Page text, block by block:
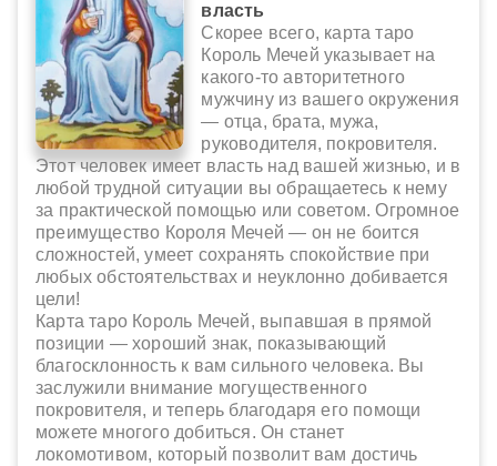
власть
Скорее всего, карта таро
Король Мечей указывает на
какого-то авторитетного
мужчину из вашего окружения
— отца, брата, мужа,
руководителя, покровителя.
Этот человек имеет власть над вашей жизнью, и в
любой трудной ситуации вы обращаетесь к нему
за практической помощью или советом. Огромное
преимущество Короля Мечей — он не боится
сложностей, умеет сохранять спокойствие при
любых обстоятельствах и неуклонно добивается
цели!
Карта таро Король Мечей, выпавшая в прямой
позиции — хороший знак, показывающий
благосклонность к вам сильного человека. Вы
заслужили внимание могущественного
покровителя, и теперь благодаря его помощи
можете многого добиться. Он станет
локомотивом, который позволит вам достичь